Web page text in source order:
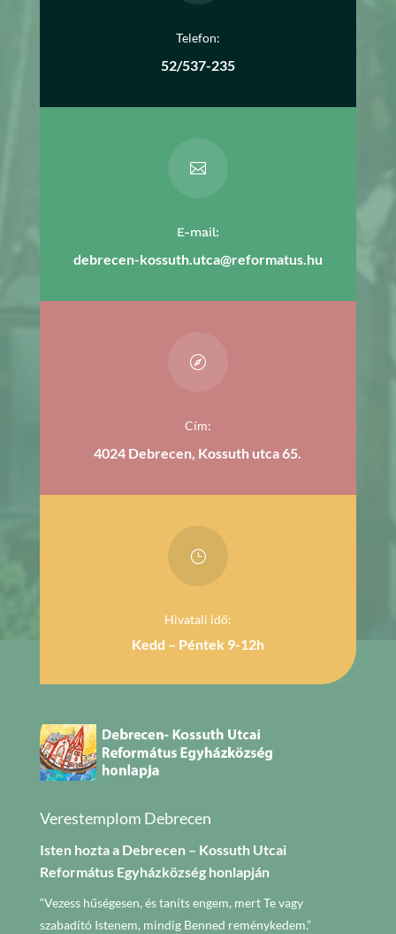
Telefon:
52/537-235

E-mail:
debrecen-kossuth.utca@reformatus.hu

Cím:
4024 Debrecen, Kossuth utca 65.
}
Hivatali idő:
Kedd – Péntek 9-12h
Verestemplom Debrecen
Isten hozta a Debrecen – Kossuth Utcai
Református Egyházközség honlapján
“Vezess hűségesen, és taníts engem, mert Te vagy
szabadító Istenem, mindig Benned reménykedem.”